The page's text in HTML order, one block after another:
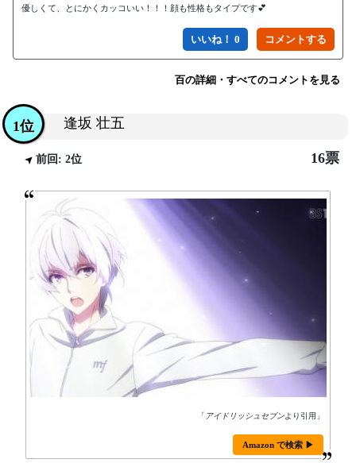
優しくて、とにかくカッコいい！！！顔も性格もタイプです💕
いいね！ 0
百の詳細・すべてのコメントを見る
逢坂 壮五
1位
前回: 2位 16票
「 アイドリッシュセブンより引用」
Amazon で検索 ▶